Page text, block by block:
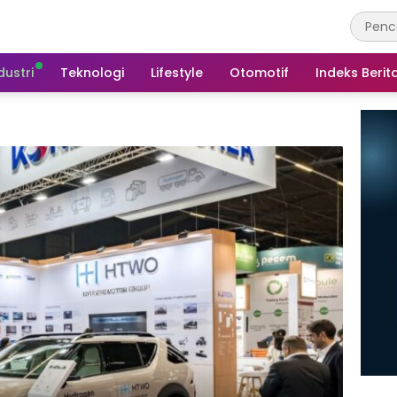
Teknologi Lifestyle Otomotif Indeks